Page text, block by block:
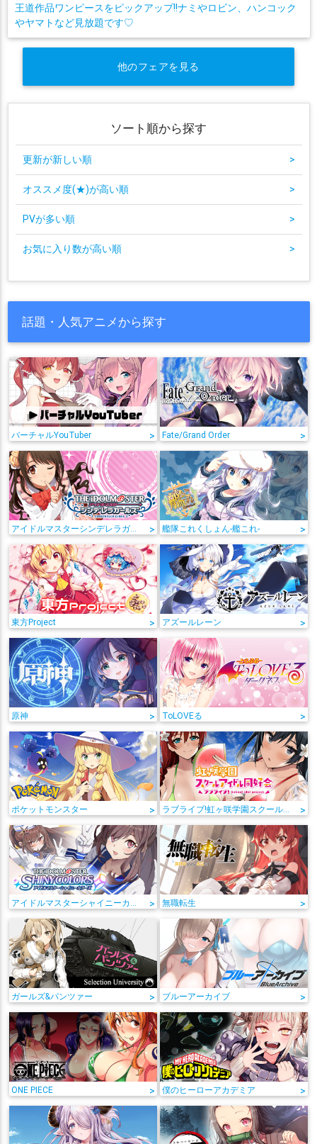
王道作品ワンピースをピックアップ!!ナミやロビン、ハンコック
やヤマトなど見放題です♡
他のフェアを見る
ソート順から探す
更新が新しい順 >
オススメ度(★)が高い順 >
PVが多い順 >
お気に入り数が高い順 >
話題・人気アニメから探す
バーチャルYouTuber > Fate/Grand Order >
アイドルマスターシンデレラガールズ > 艦隊これくしょん-艦これ- >
東方Project > アズールレーン >
原神 > ToLOVEる >
ポケットモンスター > ラブライブ!虹ヶ咲学園スクールアイドル同好会 >
アイドルマスターシャイニーカラーズ > 無職転生 >
ガールズ&パンツァー > ブルーアーカイブ >
ONE PIECE > 僕のヒーローアカデミア >